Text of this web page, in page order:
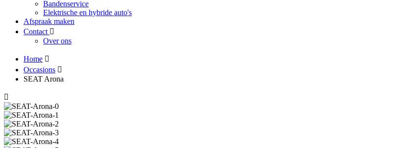
Bandenservice
Elektrische en hybride auto's
Afspraak maken
Contact
Over ons
Home
Occasions
SEAT Arona